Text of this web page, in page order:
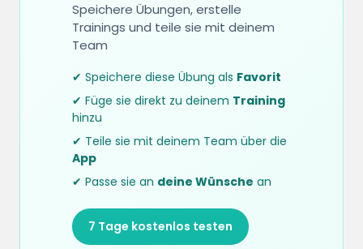
Speichere Übungen, erstelle
Trainings und teile sie mit deinem
Team
✔ Speichere diese Übung als Favorit
✔ Füge sie direkt zu deinem Training
hinzu
✔ Teile sie mit deinem Team über die
App
✔ Passe sie an deine Wünsche an
7 Tage kostenlos testen